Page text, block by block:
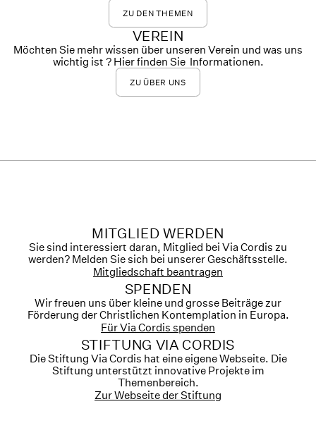
ZU DEN THEMEN
VEREIN
Möchten Sie mehr wissen über unseren Verein und was uns
wichtig ist ? Hier finden Sie Informationen.
ZU ÜBER UNS
MITGLIED WERDEN
Sie sind interessiert daran, Mitglied bei Via Cordis zu
werden? Melden Sie sich bei unserer Geschäftsstelle.
Mitgliedschaft beantragen
SPENDEN
Wir freuen uns über kleine und grosse Beiträge zur
Förderung der Christlichen Kontemplation in Europa.
Für Via Cordis spenden
STIFTUNG VIA CORDIS
Die Stiftung Via Cordis hat eine eigene Webseite. Die
Stiftung unterstützt innovative Projekte im
Themenbereich.
Zur Webseite der Stiftung